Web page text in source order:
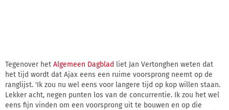
Tegenover het Algemeen Dagblad liet Jan Vertonghen weten dat
het tijd wordt dat Ajax eens een ruime voorsprong neemt op de
ranglijst. 'Ik zou nu wel eens voor langere tijd op kop willen staan.
Lekker acht, negen punten los van de concurrentie. Ik zou het wel
eens fijn vinden om een voorsprong uit te bouwen en op die